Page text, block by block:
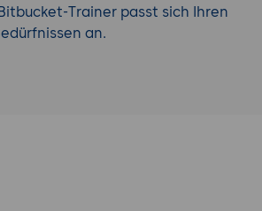
Trainer passt sich Ihren
an.